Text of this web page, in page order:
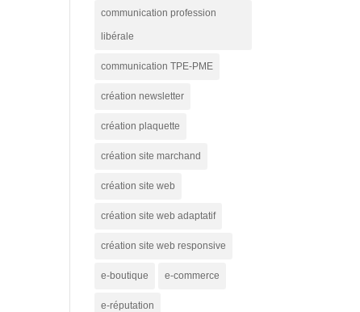
communication profession
libérale
communication TPE-PME
création newsletter
création plaquette
création site marchand
création site web
création site web adaptatif
création site web responsive
e-boutique e-commerce
e-réputation